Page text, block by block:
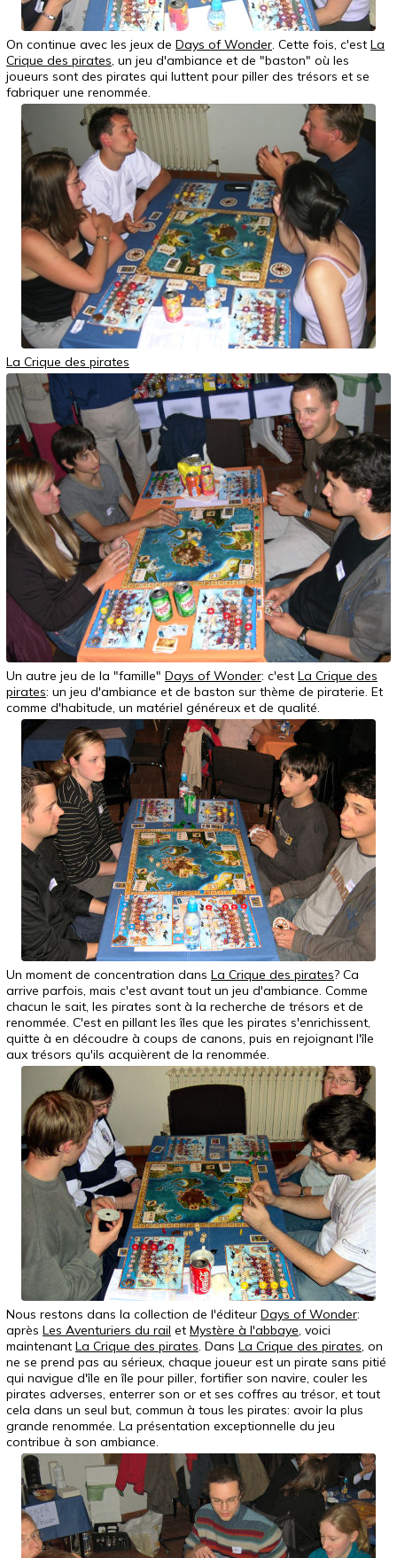
On continue avec les jeux de Days of Wonder. Cette fois, c'est La
Crique des pirates, un jeu d'ambiance et de "baston" où les
joueurs sont des pirates qui luttent pour piller des trésors et se
fabriquer une renommée.
La Crique des pirates
Un autre jeu de la "famille" Days of Wonder: c'est La Crique des
pirates: un jeu d'ambiance et de baston sur thème de piraterie. Et
comme d'habitude, un matériel généreux et de qualité.
Un moment de concentration dans La Crique des pirates? Ca
arrive parfois, mais c'est avant tout un jeu d'ambiance. Comme
chacun le sait, les pirates sont à la recherche de trésors et de
renommée. C'est en pillant les îles que les pirates s'enrichissent,
quitte à en découdre à coups de canons, puis en rejoignant l'île
aux trésors qu'ils acquièrent de la renommée.
Nous restons dans la collection de l'éditeur Days of Wonder:
après Les Aventuriers du rail et Mystère à l'abbaye, voici
maintenant La Crique des pirates. Dans La Crique des pirates, on
ne se prend pas au sérieux, chaque joueur est un pirate sans pitié
qui navigue d'île en île pour piller, fortifier son navire, couler les
pirates adverses, enterrer son or et ses coffres au trésor, et tout
cela dans un seul but, commun à tous les pirates: avoir la plus
grande renommée. La présentation exceptionnelle du jeu
contribue à son ambiance.